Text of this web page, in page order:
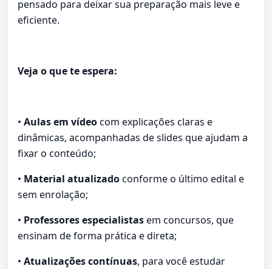
pensado para deixar sua preparação mais leve e
eficiente.
Veja o que te espera:
• Aulas em vídeocom explicações claras e
dinâmicas, acompanhadas de slides que ajudam a
fixar o conteúdo;
• Material atualizadoconforme o último edital e
sem enrolação;
• Professores especialistasem concursos, que
ensinam de forma prática e direta;
• Atualizações contínuas, para você estudar